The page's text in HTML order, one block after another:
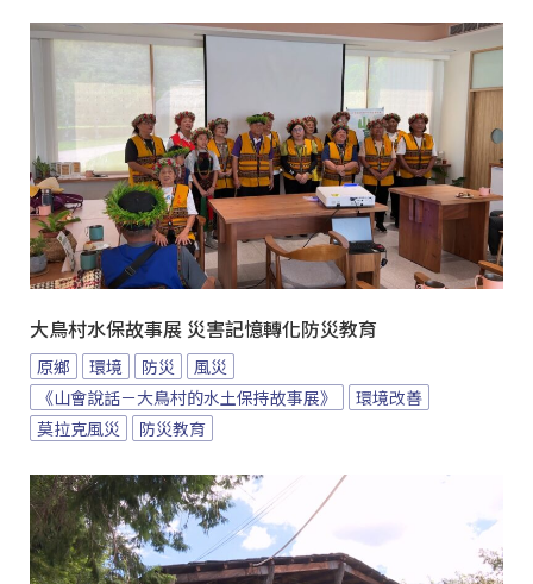
大鳥村水保故事展 災害記憶轉化防災教育
原鄉 環境 防災
風災
《山會說話－大鳥村的水土保持故事展》
環境改善
莫拉克風災
防災教育